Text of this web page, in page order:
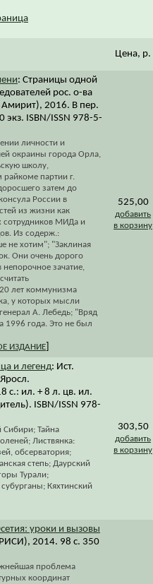
Цена, р.
: Страницы одной
рос. о-ва
2016. В пер.
экз. ISBN/ISSN 978-5-
личности и
окраины города Орла,
школу,
райкоме партии г.
затем до
России в
из жизни как
сотрудников МИДа и
Из содерж.:
не хотим"; "Заклиная
Они очень дорого
зачатие,
лет коммунизма
у которых мысли
А. Лебедь; "Вряд
1996 года. Это не был
ИЗДАНИЕ
525,00
добавить
в корзину
и легенд: Ист.
с.: ил. + 8 л. цв. ил.
ISBN/ISSN 978-
Сибири; Тайна
Листвянка:
обсерватория;
степь; Даурский
Турали;
Кяхтинский
303,50
добавить
в корзину
уроки и вызовы
2014. 98 с. 350
проблема
координат